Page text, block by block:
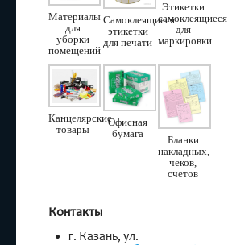
Материалы
для
уборки
помещений
Самоклеящиеся
этикетки
для печати
Этикетки
самоклеящиеся
для
маркировки
Канцелярские
товары
Офисная
бумага
Бланки
накладных,
чеков,
счетов
Контакты
г. Казань, ул.